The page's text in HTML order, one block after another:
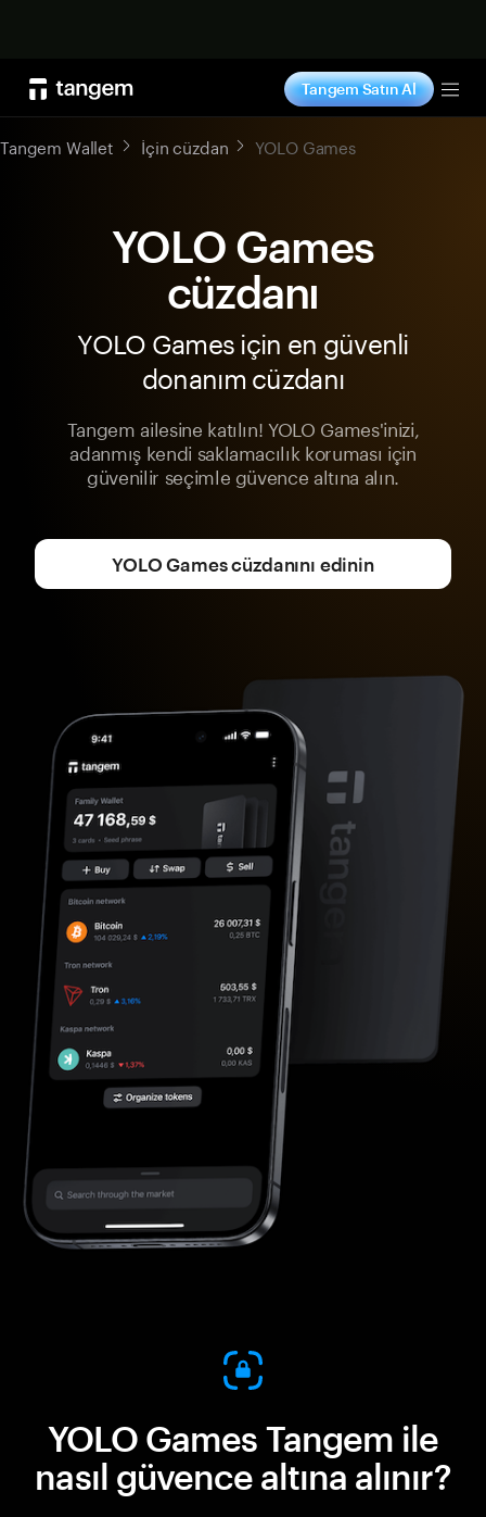
Tangem Satın Al
Tangem Wallet İçin cüzdan YOLO Games
YOLO Games
cüzdanı
YOLO Games için en güvenli
donanım cüzdanı
Tangem ailesine katılın! YOLO Games'inizi,
adanmış kendi saklamacılık koruması için
güvenilir seçimle güvence altına alın.
YOLO Games cüzdanını edinin
YOLO Games Tangem ile
nasıl güvence altına alınır?